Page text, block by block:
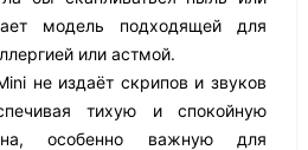
модель подходящей для
или астмой.
не издаёт скрипов и звуков
тихую и спокойную
особенно важную для